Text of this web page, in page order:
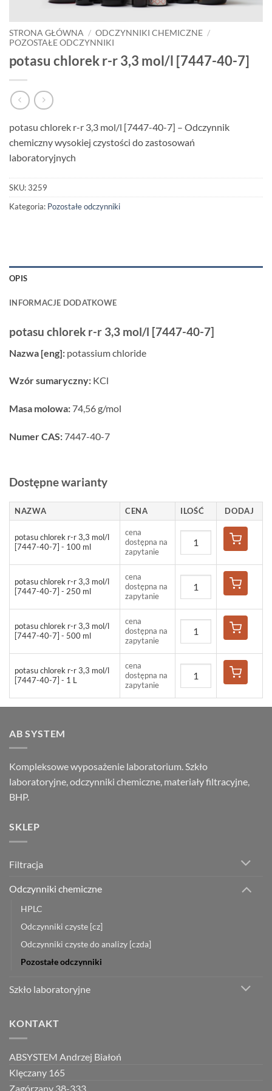
STRONA GŁÓWNA / ODCZYNNIKI CHEMICZNE /
POZOSTAŁE ODCZYNNIKI
potasu chlorek r-r 3,3 mol/l [7447-40-7]
potasu chlorek r-r 3,3 mol/l [7447-40-7] – Odczynnik
chemiczny wysokiej czystości do zastosowań
laboratoryjnych
SKU:3259
Kategoria: Pozostałe odczynniki
OPIS
INFORMACJE DODATKOWE
potasu chlorek r-r 3,3 mol/l [7447-40-7]
Nazwa [eng]: potassium chloride
Wzór sumaryczny: KCl
Masa molowa: 74,56 g/mol
Numer CAS: 7447-40-7
Dostępne warianty
NAZWA CENA ILOŚĆ DODAJ
potasu chlorek r-r 3,3 mol/l
[7447-40-7] - 100 ml
cena
dostępna na
zapytanie
potasu chlorek r-r 3,3 mol/l
[7447-40-7] - 250 ml
cena
dostępna na
zapytanie
potasu chlorek r-r 3,3 mol/l
[7447-40-7] - 500 ml
cena
dostępna na
zapytanie
potasu chlorek r-r 3,3 mol/l
[7447-40-7] - 1 L
cena
dostępna na
zapytanie
AB SYSTEM
Kompleksowe wyposażenie laboratorium. Szkło
laboratoryjne, odczynniki chemiczne, materiały filtracyjne,
BHP.
SKLEP
Filtracja
Odczynniki chemiczne
HPLC
Odczynniki czyste [cz]
Odczynniki czyste do analizy [czda]
Pozostałe odczynniki
Szkło laboratoryjne
KONTAKT
ABSYSTEM Andrzej Białoń
Klęczany 165
Zagórzany 38-333